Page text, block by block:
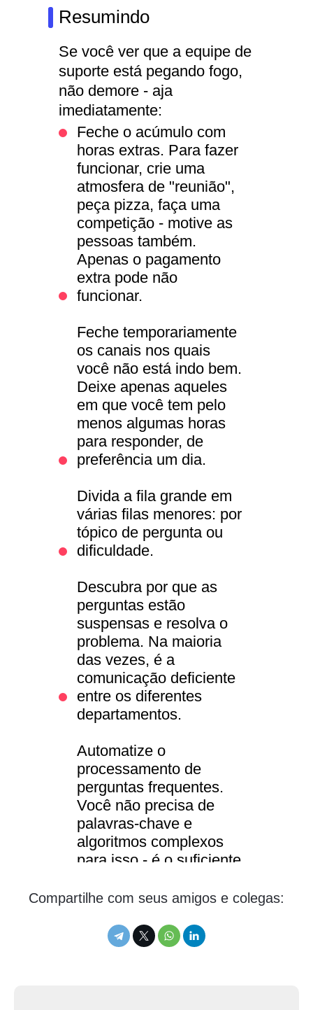
que seja trabalhado. Assim,
você só abrirá tickets com
perguntas para as quais o
próprio cliente não conseguiu
encontrar a resposta.
Resumindo
Se você ver que a equipe de
suporte está pegando fogo,
não demore - aja
imediatamente:
Feche o acúmulo com
horas extras. Para fazer
funcionar, crie uma
atmosfera de "reunião",
peça pizza, faça uma
competição - motive as
pessoas também.
Apenas o pagamento
extra pode não
funcionar.
Feche temporariamente
os canais nos quais
você não está indo bem.
Deixe apenas aqueles
em que você tem pelo
menos algumas horas
para responder, de
preferência um dia.
Divida a fila grande em
várias filas menores: por
tópico de pergunta ou
dificuldade.
Descubra por que as
perguntas estão
suspensas e resolva o
problema. Na maioria
das vezes, é a
comunicação deficiente
entre os diferentes
departamentos.
Automatize o
processamento de
perguntas frequentes.
Você não precisa de
palavras-chave e
algoritmos complexos
para isso - é o suficiente
automática com uma
perguntas frequentes.
Compartilhe com seus amigos e colegas: